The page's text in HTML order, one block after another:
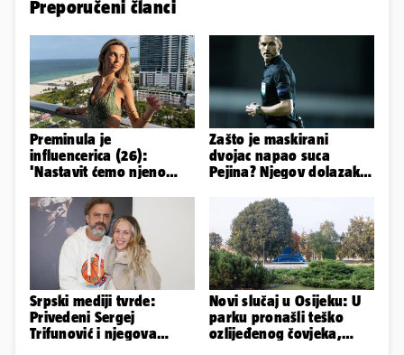
Preporučeni članci
Preminula je
influencerica (26):
'Nastavit ćemo njeno
Zašto je maskirani
dvojac napao suca
Pejina? Njegov dolazak u
čuđenje
Srpski mediji tvrde:
Privedeni Sergej
Trifunović i njegova
Novi slučaj u Osijeku: U
parku pronašli teško
ozlijeđenog čovjeka,